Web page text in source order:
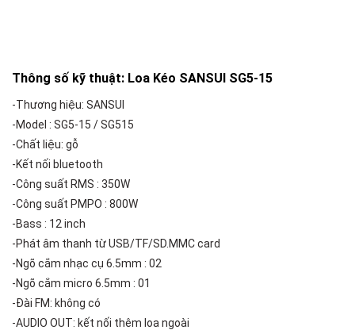
Thông số kỹ thuật: Loa Kéo SANSUI SG5-15
-Thương hiệu: SANSUI
-Model : SG5-15 / SG515
-Chất liệu: gỗ
-Kết nối bluetooth
-Công suất RMS : 350W
-Công suất PMPO : 800W
-Bass : 12 inch
-Phát âm thanh từ USB/TF/SD.MMC card
-Ngõ cắm nhạc cụ 6.5mm : 02
-Ngõ cắm micro 6.5mm : 01
-Đài FM: không có
-AUDIO OUT: kết nối thêm loa ngoài